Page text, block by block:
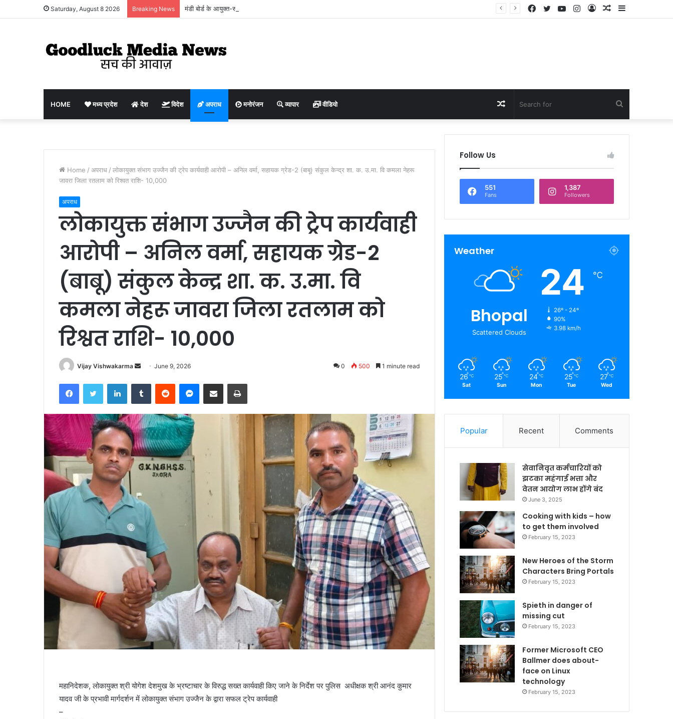
Saturday, August 8 2026 Breaking News मंडी बोर्ड के आयुक्त-सह-प्रबंध संचालक श्री कुमार पुरुषोत्तम ने किया बैरसिया कृषि उपज मंडी का आकस्मिक निरीक्षण Sidebar
Random
Log
Instagram
YouTube
Twitter
Facebook
HOME मध्य प्रदेश देश विदेश अपराध मनोरंजन व्यापार वीडियो
for
Random
Article
Home / अपराध / लोकायुक्त संभाग उज्जैन की ट्रेप कार्यवाही आरोपी – अनिल वर्मा, सहायक ग्रेड-2 (बाबू) संकुल केन्द्र शा. क. उ.मा. वि कमला नेहरू
जावरा जिला रतलाम को रिश्वत राशि- 10,000
अपराध
लोकायुक्त संभाग उज्जैन की ट्रेप कार्यवाही
आरोपी – अनिल वर्मा, सहायक ग्रेड-2
(बाबू) संकुल केन्द्र शा. क. उ.मा. वि
कमला नेहरू जावरा जिला रतलाम को
रिश्वत राशि- 10,000
Vijay Vishwakarma
Send
email
June 9, 2026 0 500 1 minute read
FacebookTwitter LinkedInTumblr Reddit Messenger
Share via Email Print
महानिदेशक, लोकायुक्त श्री योगेश देशमुख के भ्रष्टाचार के विरुद्ध सख्त कार्यवाही किए जाने के निर्देश पर पुलिस अधीक्षक श्री आनंद कुमार
यादव जी के प्रभावी मार्गदर्शन में लोकायुक्त संभाग उज्जैन के द्वारा सफल ट्रेप कार्यवाही
–
Follow Us
551
Fans
1,387
Followers
Weather
Bhopal
Scattered Clouds
24 ℃
26º - 24º
90%
3.98 km/h
26 ℃
Sat
25 ℃
Sun
24 ℃
Mon
25 ℃
Tue
27 ℃
Wed
Popular Recent Comments
सेवानिवृत कर्मचारियों को
झटका महंगाई भत्ता और
वेतन आयोग लाभ होंगे बंद
June 3, 2025
Cooking with kids – how
to get them involved
February 15, 2023
New Heroes of the Storm
Characters Bring Portals
February 15, 2023
Spieth in danger of
missing cut
February 15, 2023
Former Microsoft CEO
Ballmer does about-
face on Linux
technology
February 15, 2023